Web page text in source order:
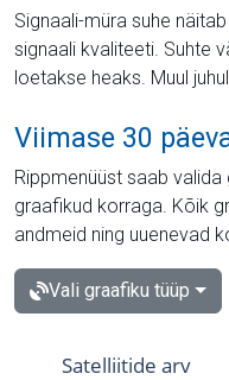
Signaali-müra suhe
signaali kvaliteeti. Suhte
loetakse heaks. Muul
Viimase 30
Rippmenüüst saab
graafikud korraga. Kõik
andmeid ning uuenevad
Vali graafiku tüüp
Satelliitide arv